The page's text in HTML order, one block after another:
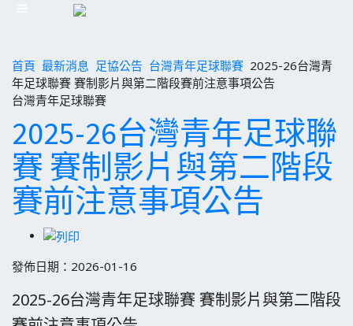
首頁 最新消息 足協公告 台灣青年足球聯賽 2025-26台灣青
年足球聯賽 賽制影片與第二階段賽前注意事項公告
台灣青年足球聯賽
2025-26台灣青年足球聯
賽 賽制影片與第二階段
賽前注意事項公告
發佈日期：2026-01-16
2025-26台灣青年足球聯賽 賽制影片與第二階段